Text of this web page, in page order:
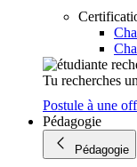
Tu recherches
Postule à une
Pédagogie
Pédagogie